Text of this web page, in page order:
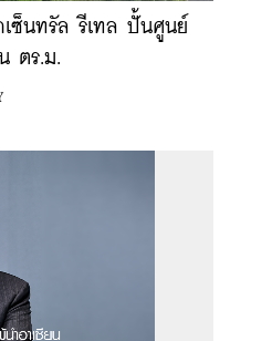
เซ็นทรัล รีเทล ปั้นศูนย์
ตร.ม.